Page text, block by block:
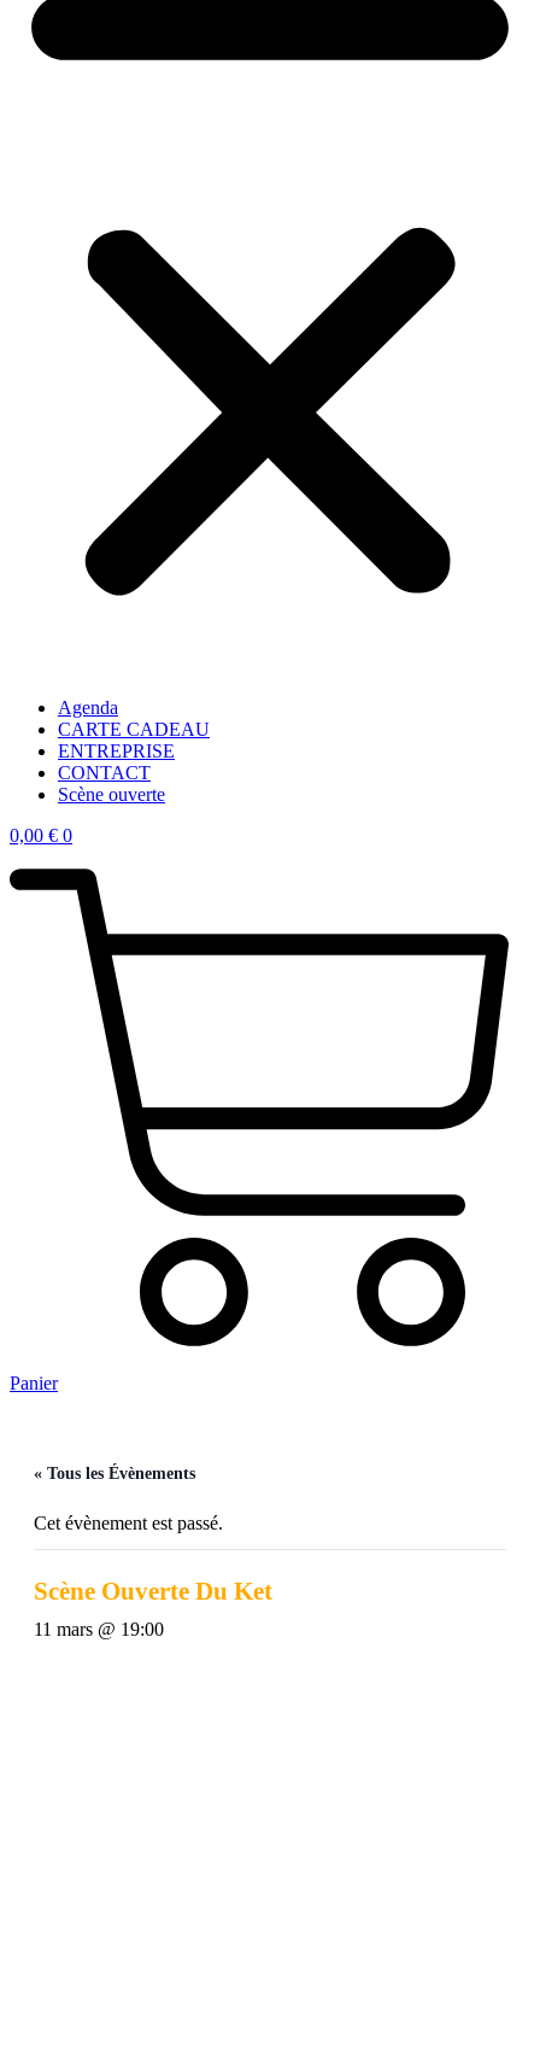
Agenda
CARTE CADEAU
ENTREPRISE
CONTACT
Scène ouverte
0,00 € 0
Panier
« Tous les Évènements
Cet évènement est passé.
Scène Ouverte Du Ket
11 mars @ 19:00